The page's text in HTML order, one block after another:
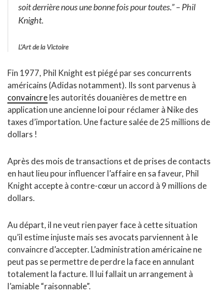
soit derrière nous une bonne fois pour toutes.”– Phil
Knight.
L’Art de la Victoire
Fin 1977, Phil Knight est piégé par ses concurrents
américains (Adidas notamment). Ils sont parvenus à
convaincreles autorités douanières de mettre en
application une ancienne loi pour réclamer à Nike des
taxes d’importation. Une facture salée de 25 millions de
dollars !
Après des mois de transactions et de prises de contacts
en haut lieu pour influencer l’affaire en sa faveur, Phil
Knight accepte à contre-cœur un accord à 9 millions de
dollars.
Au départ, il ne veut rien payer face à cette situation
qu’il estime injuste mais ses avocats parviennent à le
convaincre d’accepter. L’administration américaine ne
peut pas se permettre de perdre la face en annulant
totalement la facture. Il lui fallait un arrangement à
l’amiable “raisonnable”.